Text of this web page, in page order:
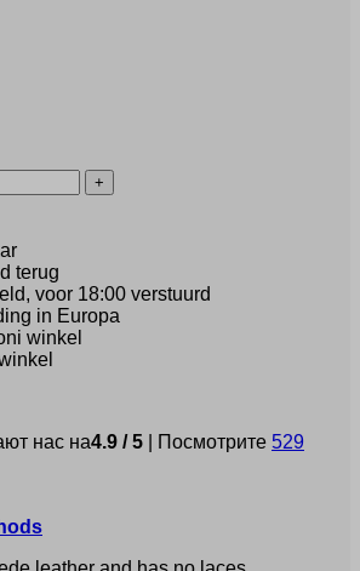
terug
voor 18:00 verstuurd
in Europa
winkel
нас на4.9 / 5 | Посмотрите 529